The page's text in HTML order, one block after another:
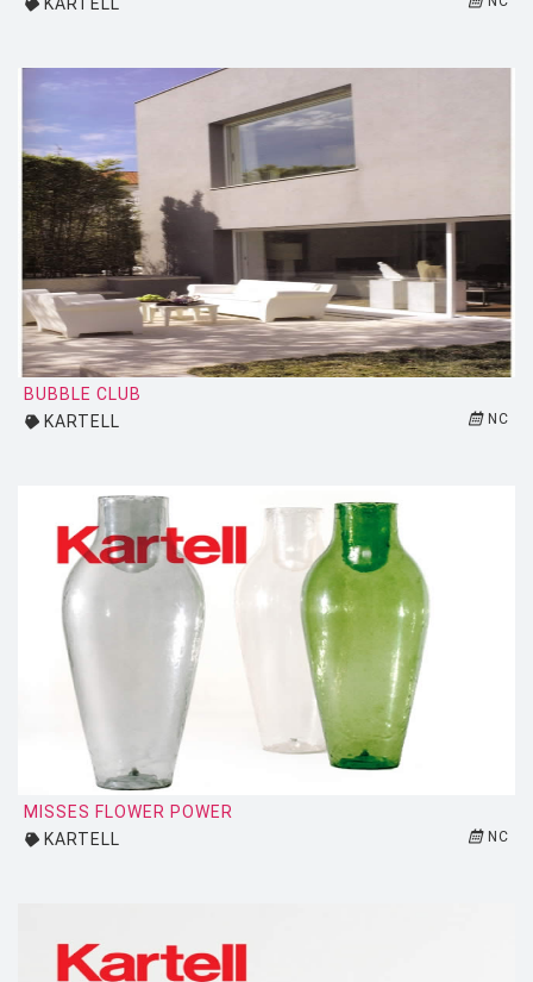
BUBBLE CLUB
KARTELL
NC
MISSES FLOWER POWER
KARTELL
NC